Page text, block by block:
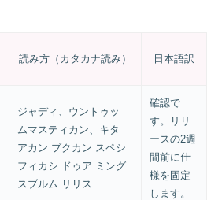
読み方（カタカナ読み） 日本語訳
ジャディ、ウントゥッ
ムマスティカン、キタ
アカン ブクカン スペシ
フィカシ ドゥア ミング
スブルム リリス
確認で
す。リリ
ースの2週
間前に仕
様を固定
します。